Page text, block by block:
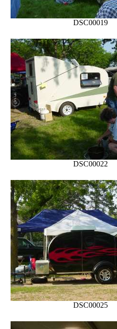
DSC00019
DSC00022
DSC00025